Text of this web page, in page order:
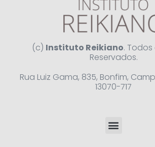
(c) Instituto Reikiano. Todos
Reservados.
Rua Luiz Gama, 835, Bonfim,
13070-717